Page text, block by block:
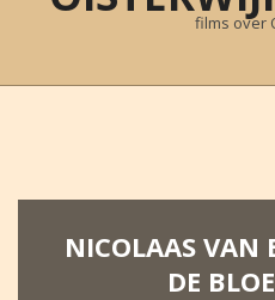
films over
Primary
NICOLAAS VAN
DE